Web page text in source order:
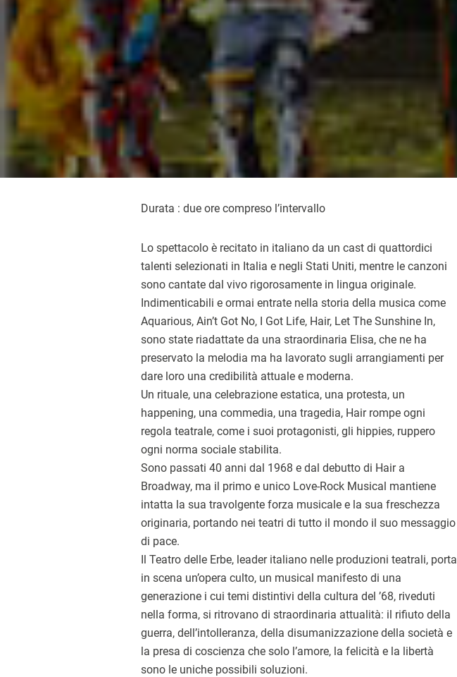
Durata : due ore compreso l’intervallo
Lo spettacolo è recitato in italiano da un cast di quattordici
talenti selezionati in Italia e negli Stati Uniti, mentre le canzoni
sono cantate dal vivo rigorosamente in lingua originale.
Indimenticabili e ormai entrate nella storia della musica come
Aquarious, Ain’t Got No, I Got Life, Hair, Let The Sunshine In,
sono state riadattate da una straordinaria Elisa, che ne ha
preservato la melodia ma ha lavorato sugli arrangiamenti per
dare loro una credibilità attuale e moderna.
Un rituale, una celebrazione estatica, una protesta, un
happening, una commedia, una tragedia, Hair rompe ogni
regola teatrale, come i suoi protagonisti, gli hippies, ruppero
ogni norma sociale stabilita.
Sono passati 40 anni dal 1968 e dal debutto di Hair a
Broadway, ma il primo e unico Love-Rock Musical mantiene
intatta la sua travolgente forza musicale e la sua freschezza
originaria, portando nei teatri di tutto il mondo il suo messaggio
di pace.
Il Teatro delle Erbe, leader italiano nelle produzioni teatrali, porta
in scena un’opera culto, un musical manifesto di una
generazione i cui temi distintivi della cultura del ’68, riveduti
nella forma, si ritrovano di straordinaria attualità: il rifiuto della
guerra, dell’intolleranza, della disumanizzazione della società e
la presa di coscienza che solo l’amore, la felicità e la libertà
sono le uniche possibili soluzioni.